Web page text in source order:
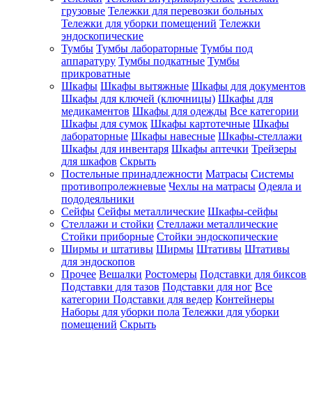
грузовые Тележки для перевозки больных
Тележки для уборки помещений Тележки
эндоскопические
Тумбы Тумбы лабораторные Тумбы под
аппаратуру Тумбы подкатные Тумбы
прикроватные
Шкафы Шкафы вытяжные Шкафы для документов
Шкафы для ключей (ключницы) Шкафы для
медикаментов Шкафы для одежды Все категории
Шкафы для сумок Шкафы картотечные Шкафы
лабораторные Шкафы навесные Шкафы-стеллажи
Шкафы для инвентаря Шкафы аптечки Трейзеры
для шкафов Скрыть
Постельные принадлежности Матрасы Системы
противопролежневые Чехлы на матрасы Одеяла и
пододеяльники
Сейфы Сейфы металлические Шкафы-сейфы
Стеллажи и стойки Стеллажи металлические
Стойки приборные Стойки эндоскопические
Ширмы и штативы Ширмы Штативы Штативы
для эндоскопов
Прочее Вешалки Ростомеры Подставки для биксов
Подставки для тазов Подставки для ног Все
категории Подставки для ведер Контейнеры
Наборы для уборки пола Тележки для уборки
помещений Скрыть